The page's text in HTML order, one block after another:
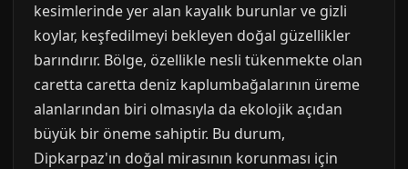
kesimlerinde yer alan kayalık burunlar ve gizli
koylar, keşfedilmeyi bekleyen doğal güzellikler
barındırır. Bölge, özellikle nesli tükenmekte olan
caretta caretta deniz kaplumbağalarının üreme
alanlarından biri olmasıyla da ekolojik açıdan
büyük bir öneme sahiptir. Bu durum,
Dipkarpaz'ın doğal mirasının korunması için